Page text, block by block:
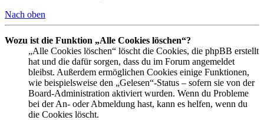
Nach oben
Wozu ist die Funktion „Alle Cookies löschen“?
„Alle Cookies löschen“ löscht die Cookies, die phpBB erstellt
hat und die dafür sorgen, dass du im Forum angemeldet
bleibst. Außerdem ermöglichen Cookies einige Funktionen,
wie beispielsweise den „Gelesen“-Status – sofern sie von der
Board-Administration aktiviert wurden. Wenn du Probleme
bei der An- oder Abmeldung hast, kann es helfen, wenn du
die Cookies löscht.